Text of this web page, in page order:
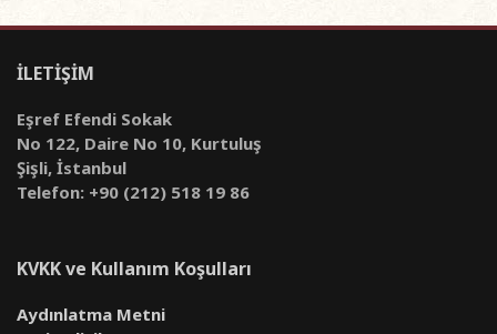
İLETİŞİM
Eşref Efendi Sokak
No 122, Daire No 10, Kurtuluş
Şişli, İstanbul
Telefon: +90 (212) 518 19 86
KVKK ve Kullanım Koşulları
Aydınlatma Metni